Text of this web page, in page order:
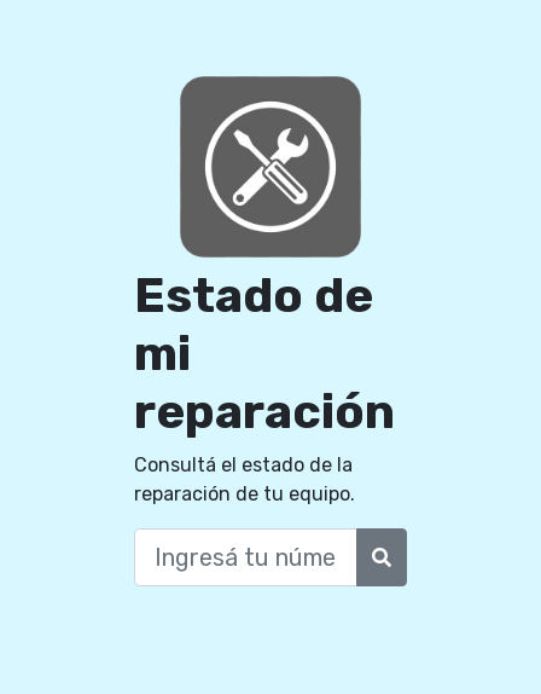
Estado de
mi
reparación
Consultá el estado de la
reparación de tu equipo.